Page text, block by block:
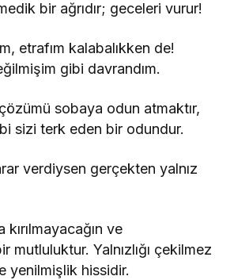
bir ağrıdır; geceleri vurur!
etrafım kalabalıkken de!
gibi davrandım.
sobaya odun atmaktır,
sizi terk eden bir odundur.
verdiysen gerçekten yalnız
kırılmayacağın ve
mutluluktur. Yalnızlığı çekilmez
yenilmişlik hissidir.